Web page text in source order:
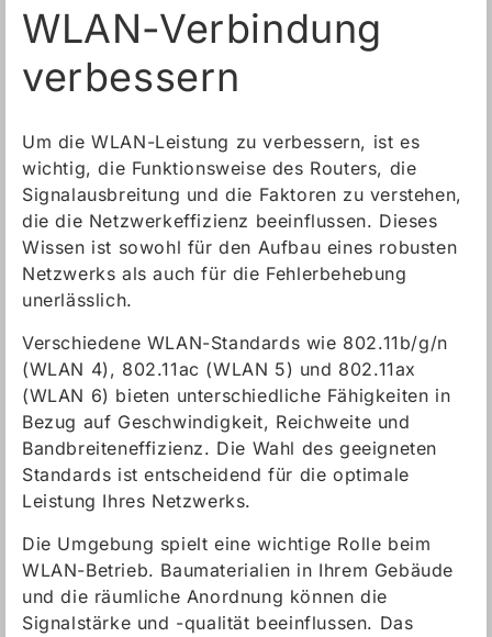
WLAN-Verbindung
verbessern
Um die WLAN-Leistung zu verbessern, ist es
wichtig, die Funktionsweise des Routers, die
Signalausbreitung und die Faktoren zu verstehen,
die die Netzwerkeffizienz beeinflussen. Dieses
Wissen ist sowohl für den Aufbau eines robusten
Netzwerks als auch für die Fehlerbehebung
unerlässlich.
Verschiedene WLAN-Standards wie 802.11b/g/n
(WLAN 4), 802.11ac (WLAN 5) und 802.11ax
(WLAN 6) bieten unterschiedliche Fähigkeiten in
Bezug auf Geschwindigkeit, Reichweite und
Bandbreiteneffizienz. Die Wahl des geeigneten
Standards ist entscheidend für die optimale
Leistung Ihres Netzwerks.
Die Umgebung spielt eine wichtige Rolle beim
WLAN-Betrieb. Baumaterialien in Ihrem Gebäude
und die räumliche Anordnung können die
Signalstärke und -qualität beeinflussen. Das